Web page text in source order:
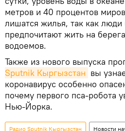
метров и 40 процентов
лишатся жилья, так как люди
предпочитают жить на
водоемов.
Также из нового выпуска
Sputnik Кыргызстан вы
коронавирус особенно
почему первого пса-робота
Нью-Йорка.
Радио Sputnik Кыргызстан Новости